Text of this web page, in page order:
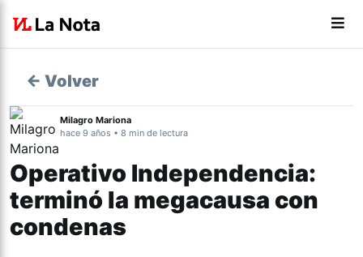
← Volver
Milagro Mariona
hace 9 años • 8 min de lectura
Operativo Independencia:
terminó la megacausa con
condenas